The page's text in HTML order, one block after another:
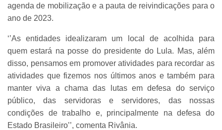
agenda de mobilização e a pauta de reivindicações para o
ano de 2023.
‘’As entidades idealizaram um local de acolhida para
quem estará na posse do presidente do Lula. Mas, além
disso, pensamos em promover atividades para recordar as
atividades que fizemos nos últimos anos e também para
manter viva a chama das lutas em defesa do serviço
público, das servidoras e servidores, das nossas
condições de trabalho e, principalmente na defesa do
Estado Brasileiro’’, comenta Rivânia.